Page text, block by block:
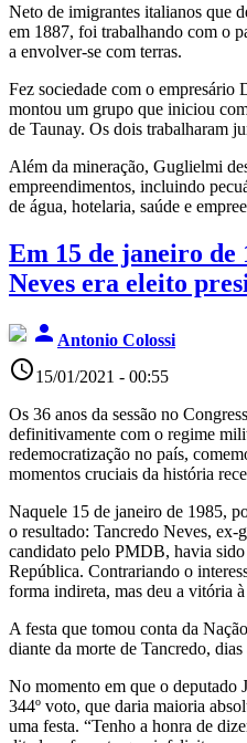
Neto de imigrantes italianos que
em 1887, foi trabalhando com o
a envolver-se com terras.
Fez sociedade com o empresário
montou um grupo que iniciou
de Taunay. Os dois trabalharam
Além da mineração, Guglielmi
empreendimentos, incluindo
de água, hotelaria, saúde e
Em 15 de janeiro de
Neves era eleito
person Antonio Colossi
access_time15/01/2021 - 00:55
Os 36 anos da sessão no
definitivamente com o regime
redemocratização no país,
momentos cruciais da história
Naquele 15 de janeiro de 1985,
o resultado: Tancredo Neves, ex-
candidato pelo PMDB, havia
República. Contrariando o
forma indireta, mas deu a vitória
A festa que tomou conta da
diante da morte de Tancredo, dias
No momento em que o
344º voto, que daria maioria
uma festa. “Tenho a honra de